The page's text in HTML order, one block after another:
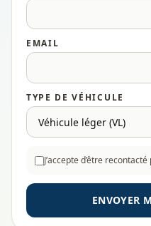
EMAIL
TYPE DE VÉHICULE
J’accepte d’être
ENVOYER